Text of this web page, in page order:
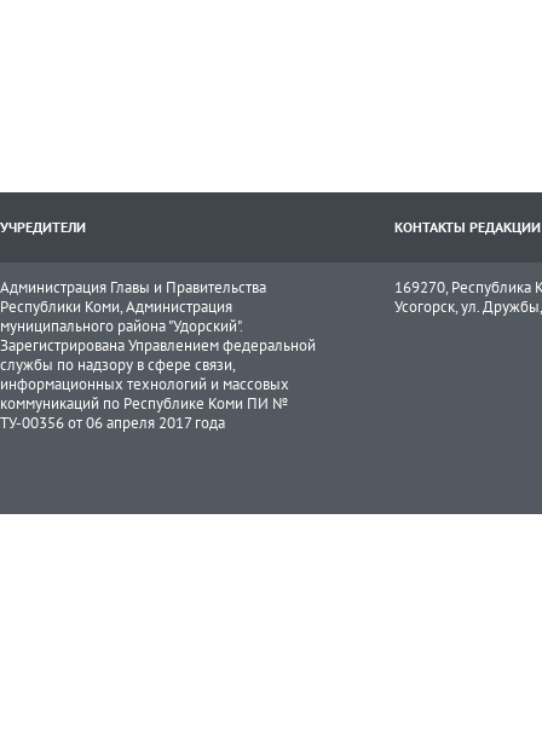
УЧРЕДИТЕЛИ КОНТАКТЫ РЕДАКЦИИ
Администрация Главы и Правительства
Республики Коми, Администрация
муниципального района "Удорский".
Зарегистрирована Управлением федеральной
службы по надзору в сфере связи,
информационных технологий и массовых
коммуникаций по Республике Коми ПИ №
ТУ-00356 от 06 апреля 2017 года
169270, Республика
Усогорск, ул.